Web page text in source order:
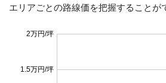
エリアごとの路線価を把握することが
1.5万円/坪
2万円/坪